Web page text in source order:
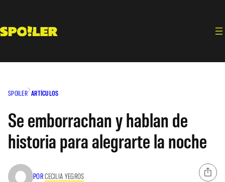
contenido
SPOILER ARTÍCULOS
Se emborrachan y hablan de
historia para alegrarte la noche
PORCECILIA YEGROS